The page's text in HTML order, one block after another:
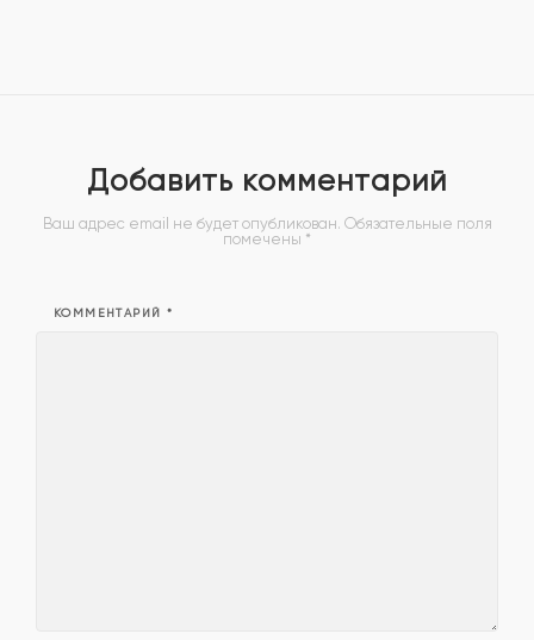
Добавить комментарий
Ваш адрес email не будет опубликован. Обязательные поля
помечены *
КОММЕНТАРИЙ *